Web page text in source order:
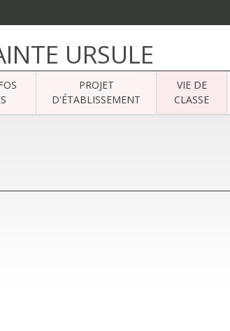
URSULE
PROJET
D'ÉTABLISSEMENT
VIE DE
CLASSE